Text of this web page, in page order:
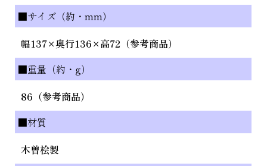
■サイズ（約・mm）
幅137×奥行136×高72（参考商品）
■重量（約・g）
86（参考商品）
■材質
木曽桧製